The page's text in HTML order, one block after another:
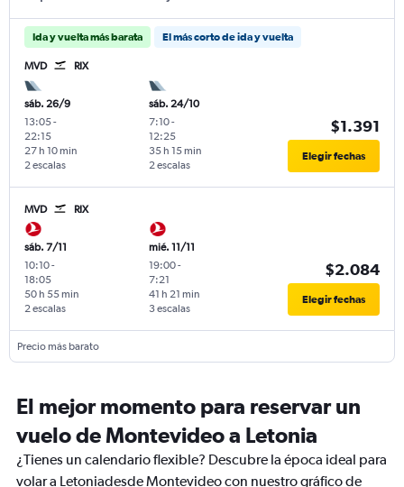
Ida y vuelta más barata El más corto de ida y vuelta
MVD RIX
sáb. 26/9
13:05-
22:15
2 escalas
27 h 10 min
sáb. 24/10
7:10-
12:25
2 escalas
35 h 15 min
$1.391
Elegir fechas
MVD RIX
sáb. 7/11
10:10-
18:05
2 escalas
50 h 55 min
mié. 11/11
19:00-
7:21
3 escalas
41 h 21 min
$2.084
Elegir fechas
Precio más barato
El mejor momento para reservar un
vuelo de Montevideo a Letonia
¿Tienes un calendario flexible? Descubre la época ideal para
volar a Letoniadesde Montevideo con nuestro gráfico de